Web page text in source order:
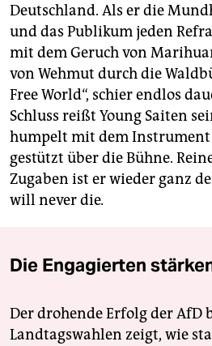
Deutschland. Als er die
und das Publikum jeden
mit dem Geruch von
von Wehmut durch die
Free World“, schier endlos
Schluss reißt Young Saiten
humpelt mit dem Instrument
gestützt über die Bühne.
Zugaben ist er wieder ganz
will never die.
Die Engagierten
Der drohende Erfolg der AfD
Landtagswahlen zeigt, wie